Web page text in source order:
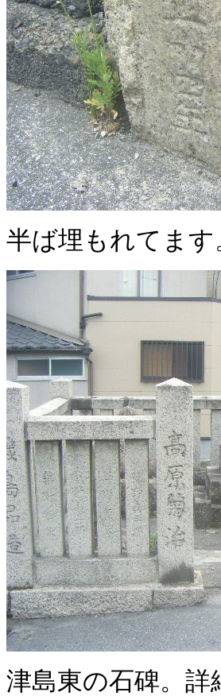
半ば埋もれてま
津島東の石碑。詳